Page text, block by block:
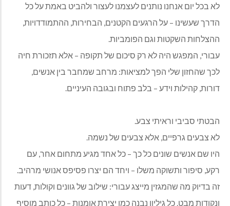
לא בכל יום אנחנו נותנים לעצמנו לעצור ולהביט באמת על כל
הדרך שעשינו – על הרגעים הקטנים, הבחירות, ההתמודדויות,
ההצלחות השקטות וגם הפומביות.
עבורי, המפגש היה לא רק סיכום של תקופה – אלא תזכורת חיה
לכך שהחזון שלי הפך למציאות: מרחב שמחבר בין אנשים,
דורות, קהילות וידע – בלב פתוח ובגובה העיניים.
הבטתי סביבי וראיתי צבע.
לא צבעים גרפיים, אלא צבעים של נשמה.
היו שם אנשים שונים כל כך – כל אחד מגיע מתחום אחר, עם
רקע, סיפור ותשוקה משלו – ויחד הם יצרו פסיפס אנושי מרהיב.
זה בדיוק מה שהמגזין מייצג עבורי: שילוב של גוונים וקולות, דעות
ונקודות מבט. כל גיליון נבנה כמו יצירת אומנות – כל כותב מוסיף